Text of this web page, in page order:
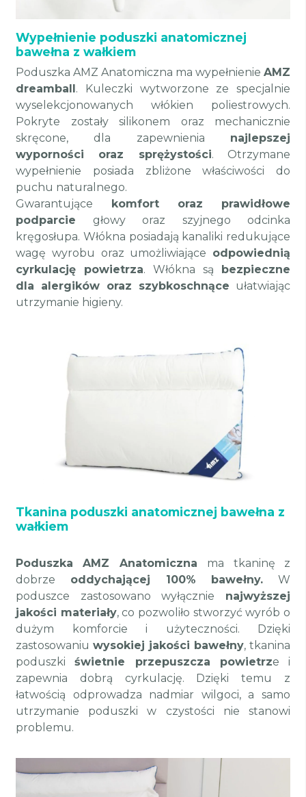
Wypełnienie poduszki anatomicznej
bawełna z wałkiem
Poduszka AMZ Anatomiczna ma wypełnienie AMZ
dreamball . Kuleczki wytworzone ze specjalnie
wyselekcjonowanych włókien poliestrowych.
Pokryte zostały silikonem oraz mechanicznie
skręcone, dla zapewnienia najlepszej
wyporności oraz sprężystości. Otrzymane
wypełnienie posiada zbliżone właściwości do
puchu naturalnego.
Gwarantujące komfort oraz prawidłowe
podparcie głowy oraz szyjnego odcinka
kręgosłupa. Włókna posiadają kanaliki redukujące
wagę wyrobu oraz umożliwiające odpowiednią
cyrkulację powietrza. Włókna są
bezpieczne
dla alergików oraz szybkoschnące ułatwiając
utrzymanie higieny.
Tkanina poduszki anatomicznej bawełna z
wałkiem
Poduszka AMZ Anatomiczna ma tkaninę z
dobrze oddychającej 100% bawełny. W
poduszce zastosowano wyłącznie najwyższej
jakości materiały, co pozwoliło stworzyć wyrób o
dużym komforcie i użyteczności. Dzięki
zastosowaniu wysokiej jakości bawełny, tkanina
poduszkiświetnie przepuszcza powietrze i
zapewnia dobrą cyrkulację. Dzięki temu z
łatwością odprowadza nadmiar wilgoci, a samo
utrzymanie poduszki w czystości nie stanowi
problemu.